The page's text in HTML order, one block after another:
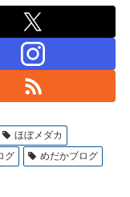
ほぼメダカ
グ
めだかブログ